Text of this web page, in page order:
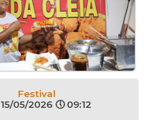
Festival
05/2026 🕔 09:12